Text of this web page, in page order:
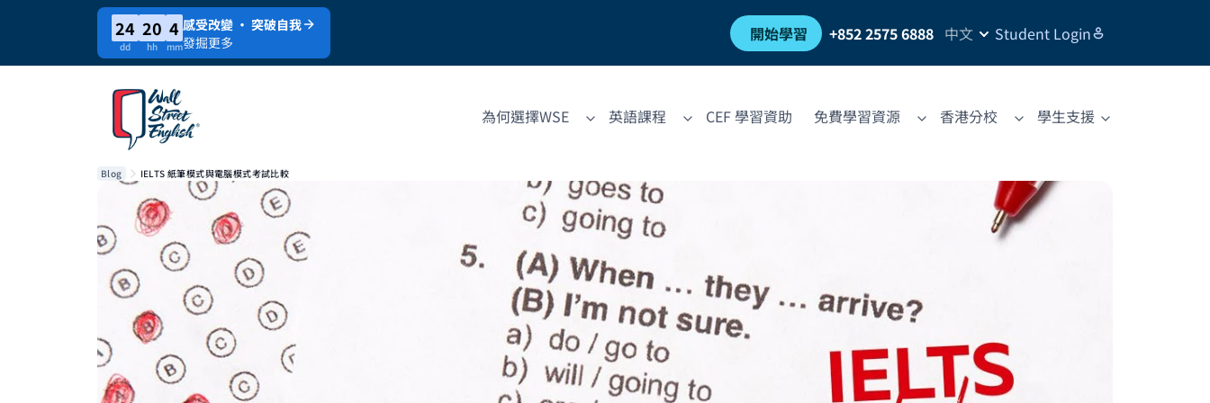
24
dd
20
hh
4
mm
感受改變 · 突破自我
發掘更多
開始學習 +852 2575 6888 中文 Student Login
為何選擇WSE 英語課程 CEF 學習資助 免費學習資源 香港分校 學生支援
Blog IELTS 紙筆模式與電腦模式考試比較